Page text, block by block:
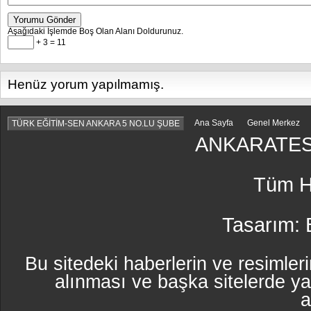
Yorumu Gönder
Aşağıdaki İşlemde Boş Olan Alanı Doldurunuz.
+ 3 = 11
Henüz yorum yapılmamış.
TÜRK EĞİTİM-SEN ANKARA 5 NO.LU ŞUBE Ana Sayfa Genel Merkez
Tüm
Tasarım:
Bu sitedeki haberlerin ve
alınması ve başka sitelerde